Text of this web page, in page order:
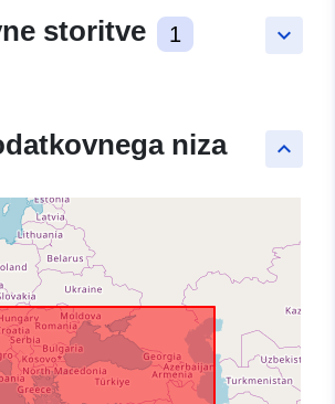
keyboard_arrow_down
storitve 1
keyboard_arrow_up
niza